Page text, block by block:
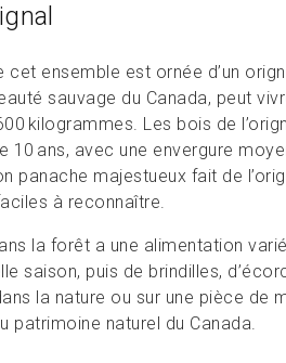
ensemble est ornée d’un
sauvage du Canada, peut
kilogrammes. Les bois de
10 ans, avec une envergure
panache majestueux fait de
à reconnaître.
la forêt a une alimentation
saison, puis de brindilles,
la nature ou sur une pièce de
patrimoine naturel du Canada.